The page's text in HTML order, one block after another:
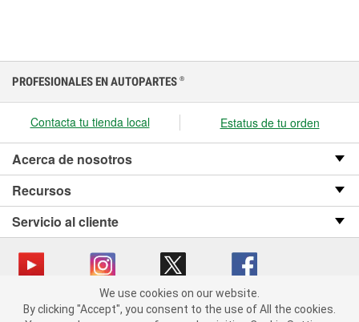
We use cookies on our website. By clicking "Accept", you consent
to the use of All the cookies.
PROFESIONALES EN AUTOPARTES ®
Contacta tu tienda local Estatus de tu orden
Acerca de nosotros
Recursos
Servicio al cliente
Copyright © 2008-2026 O’Reilly Auto Parts v OST_3.2.0.0.729 (3) cv1361
We use cookies on our website.
By clicking "Accept", you consent to the use of All the cookies.